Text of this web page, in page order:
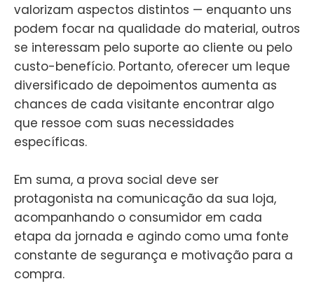
valorizam aspectos distintos — enquanto uns
podem focar na qualidade do material, outros
se interessam pelo suporte ao cliente ou pelo
custo-benefício. Portanto, oferecer um leque
diversificado de depoimentos aumenta as
chances de cada visitante encontrar algo
que ressoe com suas necessidades
específicas.
Em suma, a prova social deve ser
protagonista na comunicação da sua loja,
acompanhando o consumidor em cada
etapa da jornada e agindo como uma fonte
constante de segurança e motivação para a
compra.